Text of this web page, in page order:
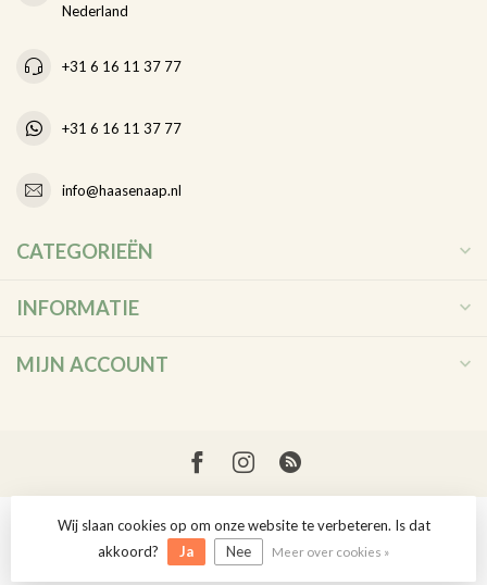
Nederland
+31 6 16 11 37 77
+31 6 16 11 37 77
info@haasenaap.nl
CATEGORIEËN
INFORMATIE
MIJN ACCOUNT
© Copyright 2026 Haas en Aap
Wij slaan cookies op om onze website te verbeteren. Is dat
akkoord?
Ja Nee Meer over cookies »